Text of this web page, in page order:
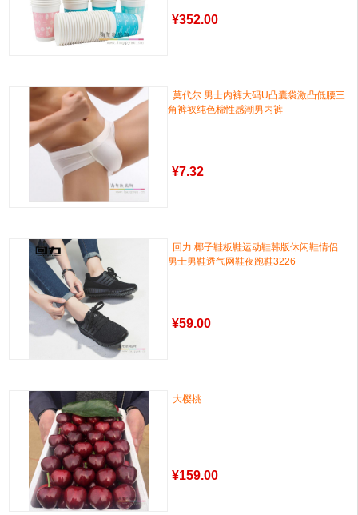
¥352.00
莫代尔 男士内裤大码U凸囊袋激凸低腰三
角裤衩纯色棉性感潮男内裤
¥7.32
回力 椰子鞋板鞋运动鞋韩版休闲鞋情侣
男士男鞋透气网鞋夜跑鞋3226
¥59.00
大樱桃
¥159.00